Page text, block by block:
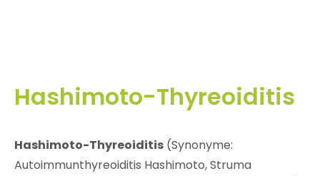
Hashimoto-Thyreoiditis
Hashimoto-Thyreoiditis(Synonyme:
Autoimmunthyreoiditis Hashimoto, Struma